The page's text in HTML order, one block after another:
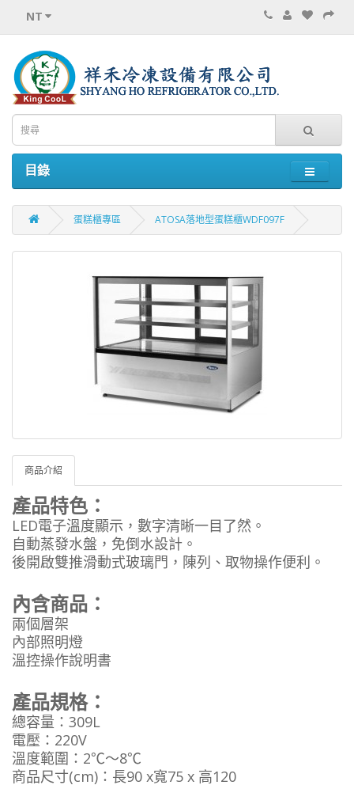
NT
目錄
蛋糕櫃專區 ATOSA落地型蛋糕櫃WDF097F
商品介紹
產品特色：
LED電子溫度顯示，數字清晰一目了然。
自動蒸發水盤，免倒水設計。
後開啟雙推滑動式玻璃門，陳列、取物操作便利。
內含商品：
兩個層架
內部照明燈
溫控操作說明書
產品規格：
總容量：309L
電壓：220V
溫度範圍：2℃～8℃
商品尺寸(cm)：長90 x寬75 x 高120